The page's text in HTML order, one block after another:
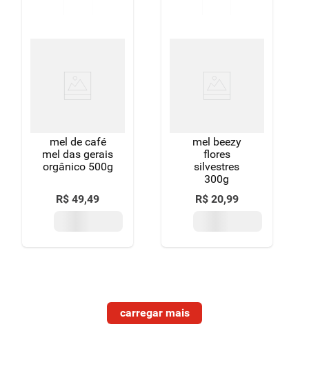
mel de café
mel das gerais
orgânico 500g
R$ 49,49
mel beezy
flores
silvestres
300g
R$ 20,99